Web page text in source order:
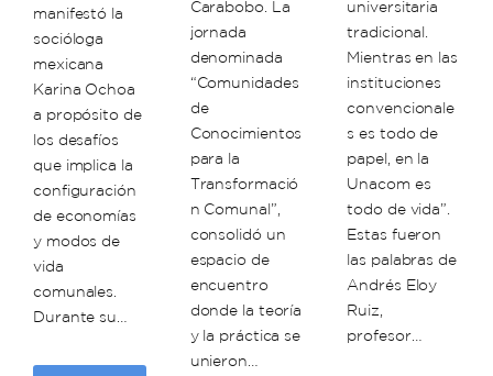
manifestó la
socióloga
mexicana
Karina Ochoa
a propósito de
los desafíos
que implica la
configuración
de economías
y modos de
vida
comunales.
Durante su…
Carabobo. La
jornada
denominada
“Comunidades
de
Conocimientos
para la
Transformació
n Comunal”,
consolidó un
espacio de
encuentro
donde la teoría
y la práctica se
unieron…
universitaria
tradicional.
Mientras en las
instituciones
convencionale
s es todo de
papel, en la
Unacom es
todo de vida”.
Estas fueron
las palabras de
Andrés Eloy
Ruiz,
profesor…